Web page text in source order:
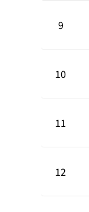
9
10
11
12